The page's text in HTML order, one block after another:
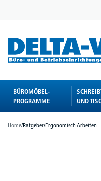
BÜROMÖBEL-
PROGRAMME
UND
Home/Ratgeber/Ergonomisch Arbeiten